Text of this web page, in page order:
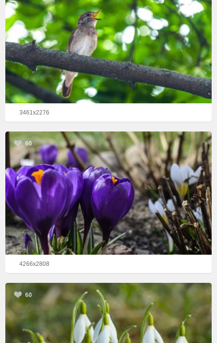
3461x2276
60
4266x2808
60